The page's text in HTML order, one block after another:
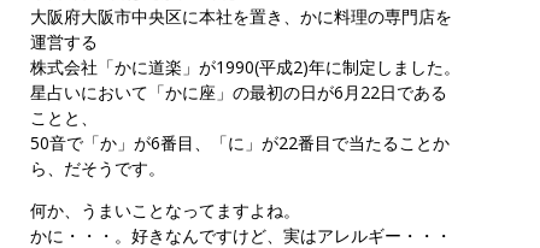
大阪府大阪市中央区に本社を置き、かに料理の専門店を
運営する
株式会社「かに道楽」が1990(平成2)年に制定しました。
星占いにおいて「かに座」の最初の日が6月22日である
ことと、
50音で「か」が6番目、「に」が22番目で当たることか
ら、だそうです。
何か、うまいことなってますよね。
かに・・・。好きなんですけど、実はアレルギー・・・